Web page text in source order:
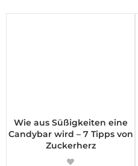
Wie aus Süßigkeiten eine
Candybar wird – 7 Tipps von
Zuckerherz